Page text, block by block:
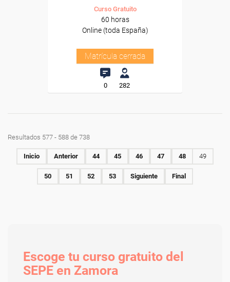
Curso Gratuito
60 horas
Online (toda España)
Matrícula cerrada
0 282
Resultados 577 - 588 de 738
Inicio Anterior 44 45 46 47 48 49
50 51 52 53 Siguiente Final
Escoge tu curso gratuito del
SEPE en Zamora